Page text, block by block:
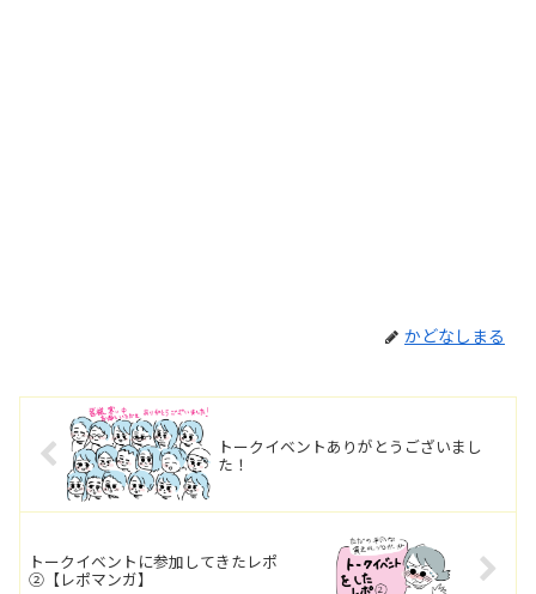
かどなしまる
トークイベントありがとうございまし
た！
トークイベントに参加してきたレポ
②【レポマンガ】